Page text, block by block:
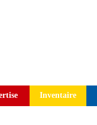
Inventaire